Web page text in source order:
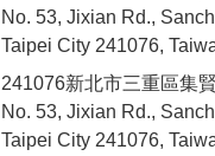
No. 53, Jixian Rd.,
Taipei City 241076,
241076新北市三重區集
No. 53, Jixian Rd.,
Taipei City 241076,